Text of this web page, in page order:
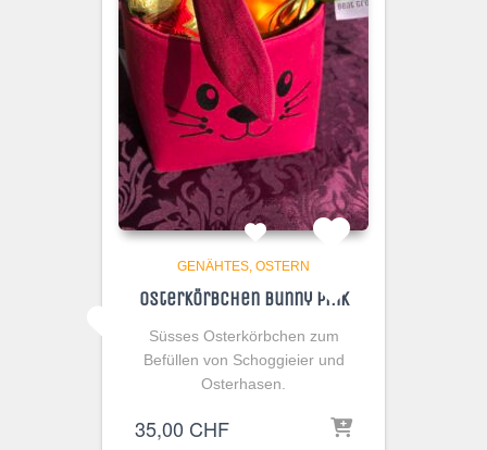
GENÄHTES OSTERN
Osterkörbchen Bunny Pink
Süsses Osterkörbchen zum
Befüllen von Schoggieier und
Osterhasen.
35,00 CHF